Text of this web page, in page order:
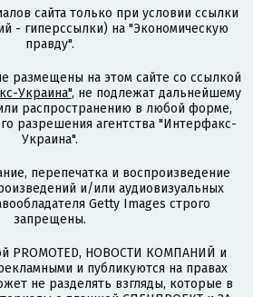
сайта только при условии ссылки
- гиперссылки) на "Экономическую
правду".
размещены на этом сайте со ссылкой
Украина", не подлежат дальнейшему
распространению в любой форме,
разрешения агентства "Интерфакс-
Украина".
перепечатка и воспроизведение
и/или аудиовизуальных
Getty Images строго
запрещены.
PROMOTED, НОВОСТИ КОМПАНИЙ и
и публикуются на правах
не разделять взгляды, которые в